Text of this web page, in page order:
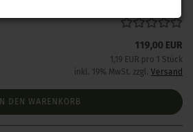
119,00 EUR
1,19 EUR pro 1 Stück
inkl. 19% MwSt. zzgl. Versand
IN DEN WARENKORB